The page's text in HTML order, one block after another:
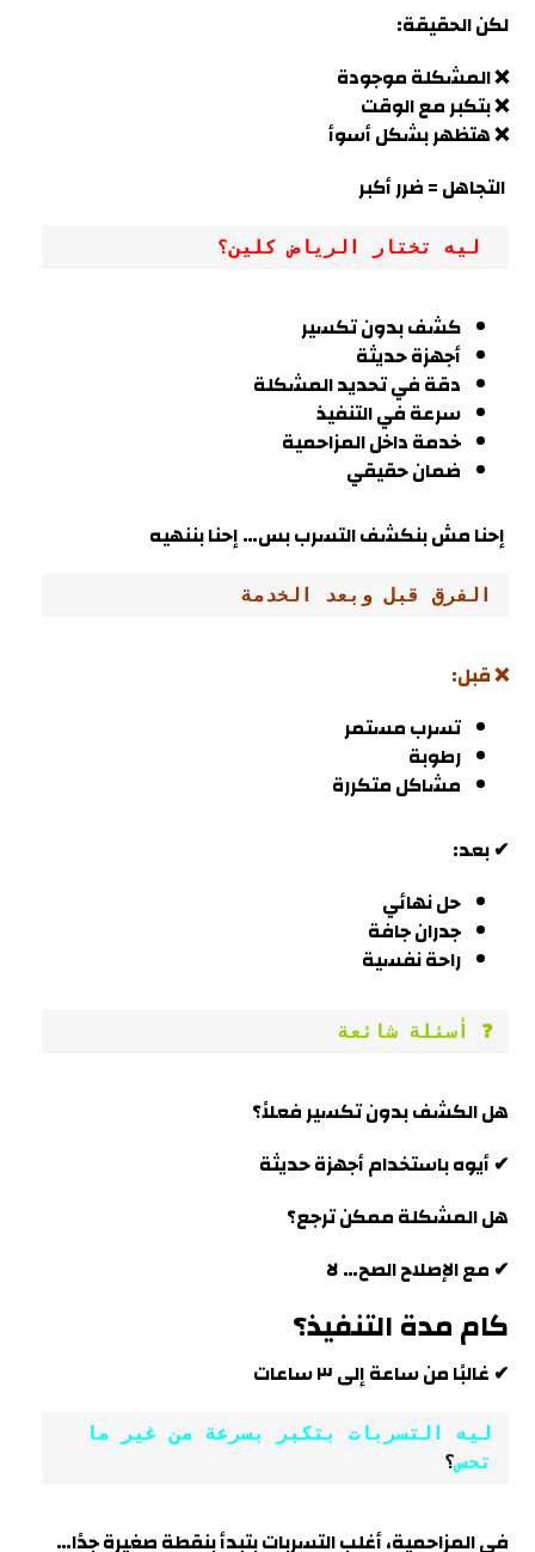
لكن الحقيقة:
❌ المشكلة موجودة
❌ بتكبر مع الوقت
❌ هتظهر بشكل أسوأ
التجاهل = ضرر أكبر
ليه تختار الرياض كلين؟
كشف بدون تكسير
أجهزة حديثة
دقة في تحديد المشكلة
سرعة في التنفيذ
خدمة داخلالمزاحمية
ضمان حقيقي
إحنا مش بنكشف التسرب بس… إحنا بننهيه
الفرق قبل وبعد الخدمة
❌ قبل:
تسرب مستمر
رطوبة
مشاكل متكررة
✔ بعد:
حل نهائي
جدران جافة
راحة نفسية
❓ أسئلة شائعة
هل الكشف بدون تكسيرفعلاً؟
✔ أيوه باستخدام أجهزة حديثة
هل المشكلة ممكن ترجع؟
✔ مع الإصلاح الصح… لا
كام مدة التنفيذ؟
✔ غالبًا من ساعة إلى ٣ ساعات
تحس؟
فيالمزاحمية، أغلب التسربات بتبدأ بنقطة صغيرة جدًا…